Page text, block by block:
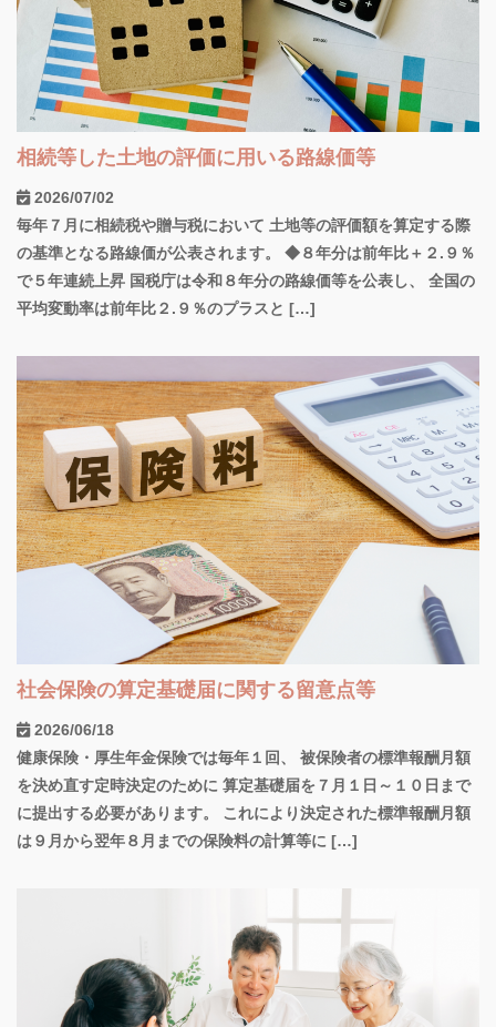
相続等した土地の評価に用いる路線価等
2026/07/02
毎年７月に相続税や贈与税において 土地等の評価額を算定する際
の基準となる路線価が公表されます。 ◆８年分は前年比＋２.９％
で５年連続上昇 国税庁は令和８年分の路線価等を公表し、 全国の
平均変動率は前年比２.９％のプラスと […]
社会保険の算定基礎届に関する留意点等
2026/06/18
健康保険・厚生年金保険では毎年１回、 被保険者の標準報酬月額
を決め直す定時決定のために 算定基礎届を７月１日～１０日まで
に提出する必要があります。 これにより決定された標準報酬月額
は９月から翌年８月までの保険料の計算等に […]